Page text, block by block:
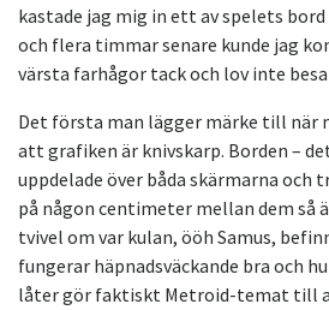
kastade jag mig in ett av spelets
och flera timmar senare kunde jag
värsta farhågor tack och lov inte
Det första man lägger märke till när
att grafiken är knivskarp. Borden –
uppdelade över båda skärmarna och
på någon centimeter mellan dem så
tvivel om var kulan, ööh Samus,
fungerar häpnadsväckande bra och
låter gör faktiskt Metroid-temat till